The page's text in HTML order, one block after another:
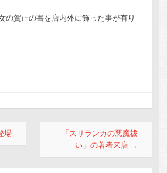
の賀正の書を店内外に飾った事が有り
ョン
場
「スリランカの悪魔祓
い」の著者来店 →